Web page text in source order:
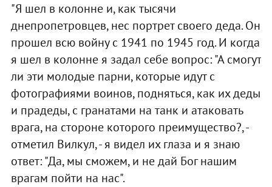
"Я шел в колонне и, как тысячи
днепропетровцев, нес портрет своего деда. Он
прошел всю войну с 1941 по 1945 год. И когда
я шел в колонне я задал себе вопрос: "А смогут
ли эти молодые парни, которые идут с
фотографиями воинов, подняться, как их деды
и прадеды, с гранатами на танк и атаковать
врага, на стороне которого преимущество?, -
отметил Вилкул, - я видел их глаза и я знаю
ответ: "Да, мы сможем, и не дай Бог нашим
врагам пойти на нас".